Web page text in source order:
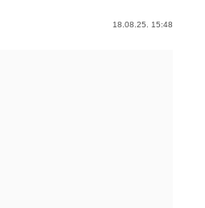
18.08.25. 15:48